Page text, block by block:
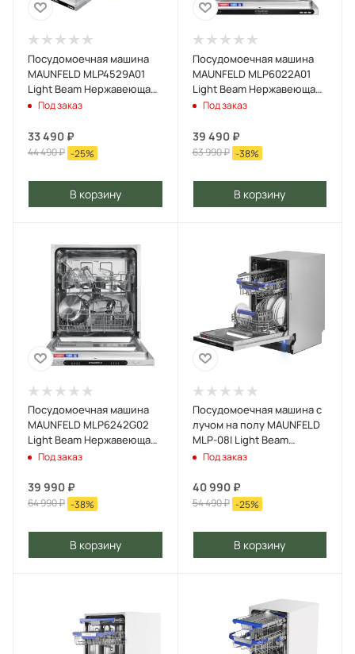
Посудомоечная машина
MAUNFELD MLP4529A01
Light Beam Нержавеющая
сталь
Под заказ
33 490 ₽
44 490₽ -25%
В корзину
Посудомоечная машина
MAUNFELD MLP6022A01
Light Beam Нержавеющая
сталь
Под заказ
39 490₽
63 990₽ -38%
В корзину
Посудомоечная машина
MAUNFELD MLP6242G02
Light Beam Нержавеющая
сталь
Под заказ
39 990 ₽
64 990₽ -38%
В корзину
Посудомоечная машина c
лучом на полу MAUNFELD
MLP-08I Light Beam
Нержавеющая сталь
Под заказ
40 990₽
54 490₽ -25%
В корзину